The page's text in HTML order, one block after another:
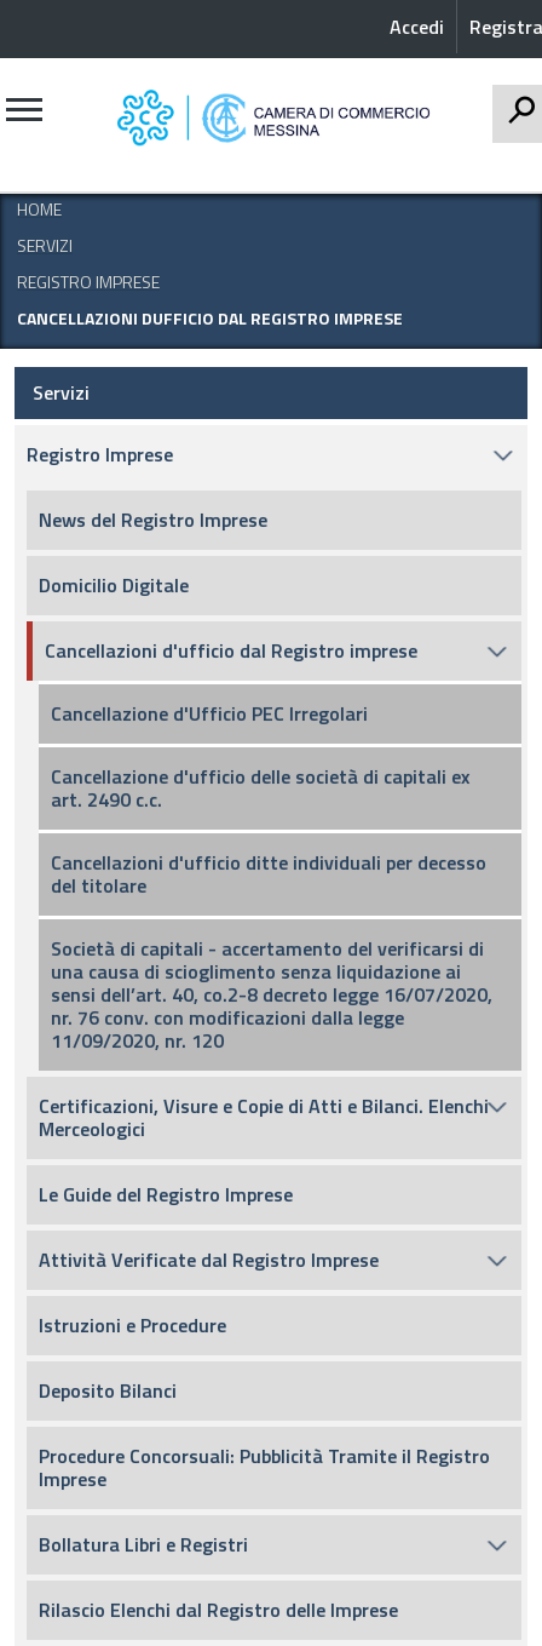
Accedi
HOME
SERVIZI
REGISTRO IMPRESE
CANCELLAZIONI DUFFICIO DAL REGISTRO IMPRESE
Servizi
Registro Imprese
News del Registro Imprese
Domicilio Digitale
Cancellazioni d'ufficio dal Registro imprese
Cancellazione d'Ufficio PEC Irregolari
Cancellazione d'ufficio delle società di capitali ex
art. 2490 c.c.
Cancellazioni d'ufficio ditte individuali per decesso
del titolare
Società di capitali - accertamento del verificarsi di
una causa di scioglimento senza liquidazione ai
sensi dell’art. 40, co.2-8 decreto legge 16/07/2020,
nr. 76 conv. con modificazioni dalla legge
11/09/2020, nr. 120
Certificazioni, Visure e Copie di Atti e Bilanci. Elenchi
Merceologici
Le Guide del Registro Imprese
Attività Verificate dal Registro Imprese
Istruzioni e Procedure
Deposito Bilanci
Procedure Concorsuali: Pubblicità Tramite il Registro
Imprese
Bollatura Libri e Registri
Rilascio Elenchi dal Registro delle Imprese